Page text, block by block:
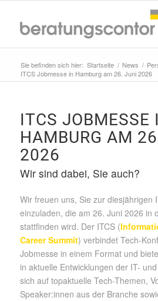
Sie befinden sich hier: Startseite / News /
ITCS Jobmesse in Hamburg am 26. Juni 2026
ITCS JOBMESSE
HAMBURG AM
2026
Wir sind dabei, Sie auch?
Wir freuen uns, Sie zur diesjährigen
einzuladen, die am 26. Juni 2026 in
stattfinden wird. Der ITCS (
Career Summit) verbindet Tech-
Jobmesse in einem Format und
in aktuelle Entwicklungen der IT-
sich auf topaktuelle Tech-Themen,
Speaker:innen aus der Branche